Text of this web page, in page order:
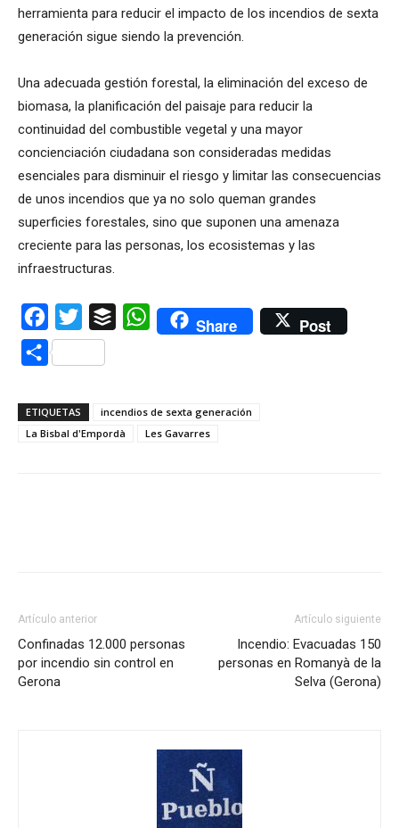
herramienta para reducir el impacto de los incendios de sexta
generación sigue siendo la prevención.
Una adecuada gestión forestal, la eliminación del exceso de
biomasa, la planificación del paisaje para reducir la
continuidad del combustible vegetal y una mayor
concienciación ciudadana son consideradas medidas
esenciales para disminuir el riesgo y limitar las consecuencias
de unos incendios que ya no solo queman grandes
superficies forestales, sino que suponen una amenaza
creciente para las personas, los ecosistemas y las
infraestructuras.
Facebook
Twitter Buffer WhatsAppShare Post
Compartir
ETIQUETAS
incendios de sexta generación
La Bisbal d'Empordà
Les Gavarres
Artículo anterior
Confinadas 12.000 personas
por incendio sin control en
Gerona
Artículo siguiente
Incendio: Evacuadas 150
personas en Romanyà de la
Selva (Gerona)